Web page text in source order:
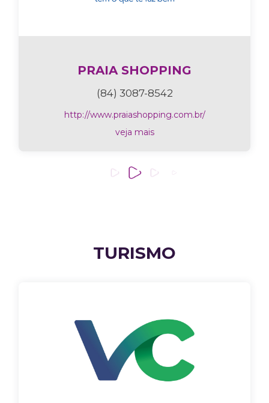
PRAIA SHOPPING
(84) 3087-8542
http://www.praiashopping.com.br/
veja mais
TURISMO